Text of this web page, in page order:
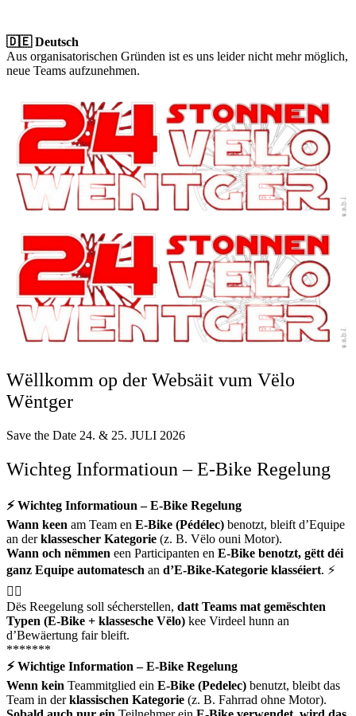
🇩🇪 Deutsch
Aus organisatorischen Gründen ist es uns leider nicht mehr möglich,
neue Teams aufzunehmen.
Wëllkomm op der Websäit vum Vëlo
Wëntger
Save the Date 24. & 25. JULI 2026
Wichteg Informatioun – E-Bike Regelung
⚡Wichteg Informatioun – E-Bike Regelung
Wann keen am Team en E-Bike (Pédélec) benotzt, bleift d’Equipe
an derklassescher Kategorie (z. B. Vëlo ouni Motor).
Wann och nëmmen een Participanten en E-Bike benotzt, gëtt déi
ganz Equipe automatesch an d’E-Bike-Kategorie klasséiert. ⚡
🚴‍♀️
Dës Reegelung soll sécherstellen, datt Teams mat gemëschten
Typen (E-Bike + klassesche Vëlo) kee Virdeel hunn an
d’Bewäertung fair bleift.
*******
⚡Wichtige Information – E-Bike Regelung
Wenn kein Teammitglied ein E-Bike (Pedelec) benutzt, bleibt das
Team in derklassischen Kategorie (z. B. Fahrrad ohne Motor).